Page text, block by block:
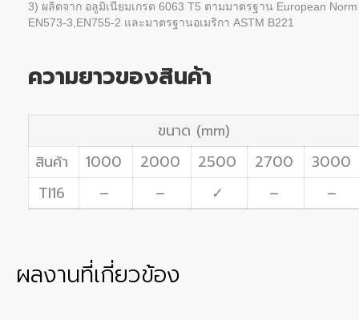
3) ผลิตจาก อลูมิเนียมเกรด 6063 T5 ตามมาตรฐาน European Norm
EN573-3,EN755-2 และมาตรฐานอเมริกา ASTM B221
ความยาวของสินค้า
ขนาด (mm)
สินค้า
1000 2000 2500 2700
3000
TI16
– – ✓ – –
ผลงานที่เกี่ยวข้อง